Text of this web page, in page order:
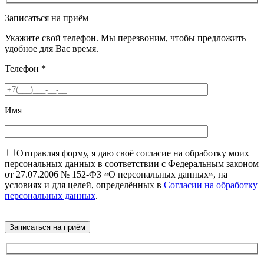
Записаться на приём
Укажите свой телефон. Мы перезвоним, чтобы предложить
удобное для Вас время.
Телефон *
Имя
Отправляя форму, я даю своё согласие на обработку моих
персональных данных в соответствии с Федеральным законом
от 27.07.2006 № 152-ФЗ «О персональных данных», на
условиях и для целей, определённых в Согласии на обработку
персональных данных.